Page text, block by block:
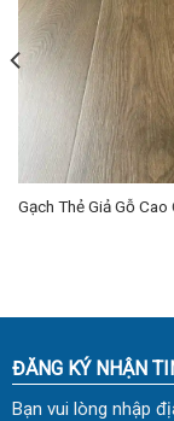
Gạch Thẻ Giả Gỗ Cao
ĐĂNG KÝ NHẬN
Bạn vui lòng nhập